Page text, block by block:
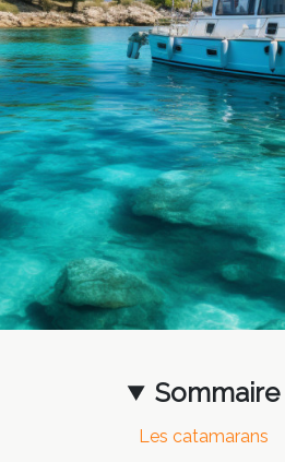
Sommaire
Les catamarans